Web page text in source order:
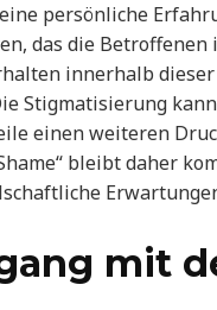
persönliche
das die
innerhalb
Stigmatisierung
einen weiteren
bleibt daher
mit